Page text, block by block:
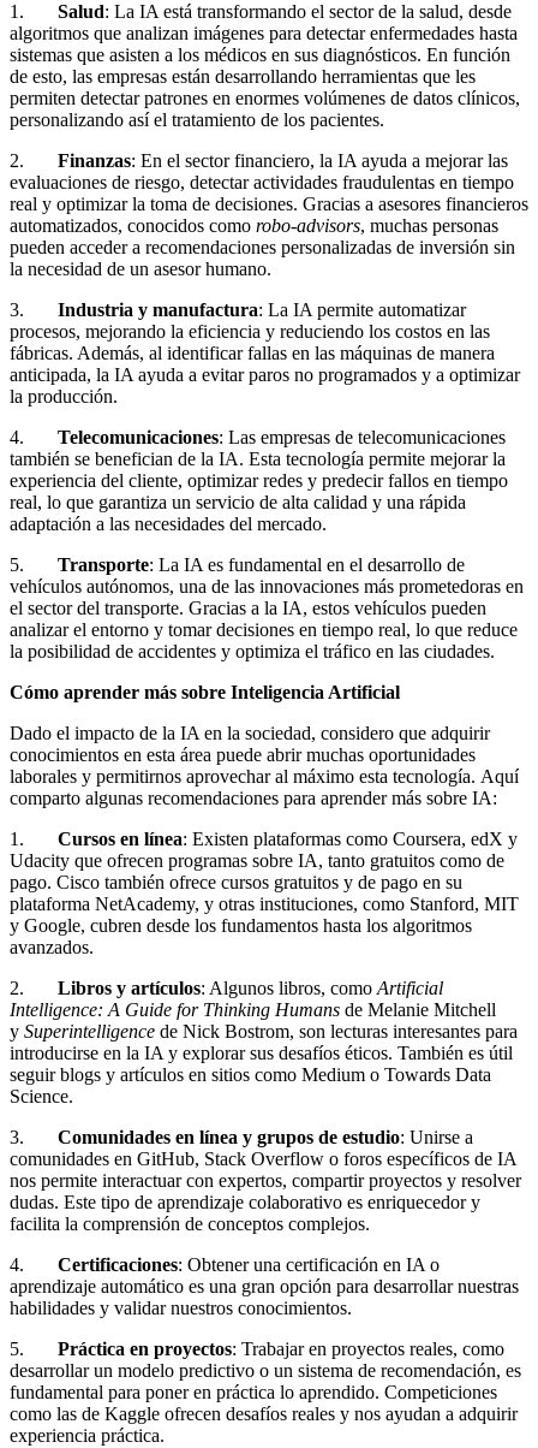
1. Salud: La IA está transformando el sector de la salud, desde
algoritmos que analizan imágenes para detectar enfermedades hasta
sistemas que asisten a los médicos en sus diagnósticos. En función
de esto, las empresas están desarrollando herramientas que les
permiten detectar patrones en enormes volúmenes de datos clínicos,
personalizando así el tratamiento de los pacientes.
2. Finanzas: En el sector financiero, la IA ayuda a mejorar las
evaluaciones de riesgo, detectar actividades fraudulentas en tiempo
real y optimizar la toma de decisiones. Gracias a asesores financieros
automatizados, conocidos como robo-advisors, muchas personas
pueden acceder a recomendaciones personalizadas de inversión sin
la necesidad de un asesor humano.
3. Industria y manufactura: La IA permite automatizar
procesos, mejorando la eficiencia y reduciendo los costos en las
fábricas. Además, al identificar fallas en las máquinas de manera
anticipada, la IA ayuda a evitar paros no programados y a optimizar
la producción.
4. Telecomunicaciones: Las empresas de telecomunicaciones
también se benefician de la IA. Esta tecnología permite mejorar la
experiencia del cliente, optimizar redes y predecir fallos en tiempo
real, lo que garantiza un servicio de alta calidad y una rápida
adaptación a las necesidades del mercado.
5. Transporte: La IA es fundamental en el desarrollo de
vehículos autónomos, una de las innovaciones más prometedoras en
el sector del transporte. Gracias a la IA, estos vehículos pueden
analizar el entorno y tomar decisiones en tiempo real, lo que reduce
la posibilidad de accidentes y optimiza el tráfico en las ciudades.
Cómo aprender más sobre Inteligencia Artificial
Dado el impacto de la IA en la sociedad, considero que adquirir
conocimientos en esta área puede abrir muchas oportunidades
laborales y permitirnos aprovechar al máximo esta tecnología. Aquí
comparto algunas recomendaciones para aprender más sobre IA:
1. Cursos en línea: Existen plataformas como Coursera, edX y
Udacity que ofrecen programas sobre IA, tanto gratuitos como de
pago. Cisco también ofrece cursos gratuitos y de pago en su
plataforma NetAcademy, y otras instituciones, como Stanford, MIT
y Google, cubren desde los fundamentos hasta los algoritmos
avanzados.
2. Libros y artículos: Algunos libros, como Artificial
Intelligence: A Guide for Thinking Humans de Melanie Mitchell
y Superintelligence de Nick Bostrom, son lecturas interesantes para
introducirse en la IA y explorar sus desafíos éticos. También es útil
seguir blogs y artículos en sitios como Medium o Towards Data
Science.
3. Comunidades en línea y grupos de estudio: Unirse a
comunidades en GitHub, Stack Overflow o foros específicos de IA
nos permite interactuar con expertos, compartir proyectos y resolver
dudas. Este tipo de aprendizaje colaborativo es enriquecedor y
facilita la comprensión de conceptos complejos.
4. Certificaciones: Obtener una certificación en IA o
aprendizaje automático es una gran opción para desarrollar nuestras
habilidades y validar nuestros conocimientos.
5. Práctica en proyectos: Trabajar en proyectos reales, como
desarrollar un modelo predictivo o un sistema de recomendación, es
fundamental para poner en práctica lo aprendido. Competiciones
como las de Kaggle ofrecen desafíos reales y nos ayudan a adquirir
experiencia práctica.